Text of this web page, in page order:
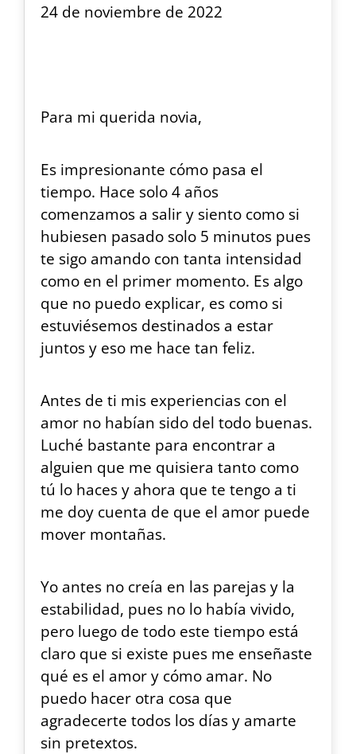
24 de noviembre de 2022
Para mi querida novia,
Es impresionante cómo pasa el
tiempo. Hace solo 4 años
comenzamos a salir y siento como si
hubiesen pasado solo 5 minutos pues
te sigo amando con tanta intensidad
como en el primer momento. Es algo
que no puedo explicar, es como si
estuviésemos destinados a estar
juntos y eso me hace tan feliz.
Antes de ti mis experiencias con el
amor no habían sido del todo buenas.
Luché bastante para encontrar a
alguien que me quisiera tanto como
tú lo haces y ahora que te tengo a ti
me doy cuenta de que el amor puede
mover montañas.
Yo antes no creía en las parejas y la
estabilidad, pues no lo había vivido,
pero luego de todo este tiempo está
claro que si existe pues me enseñaste
qué es el amor y cómo amar. No
puedo hacer otra cosa que
agradecerte todos los días y amarte
sin pretextos.